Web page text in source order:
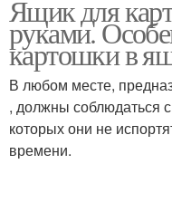
Ящик для
руками.
картошки в
В любом месте,
, должны соблюдаться
которых они не
времени.